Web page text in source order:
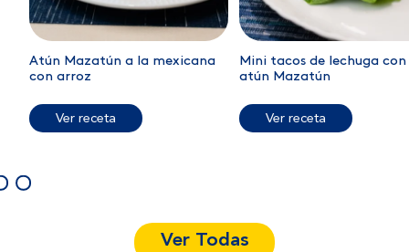
Atún Mazatún a la mexicana
con arroz
Ver receta
Mini tacos de lechuga con
atún Mazatún
Ver receta
Ver Todas